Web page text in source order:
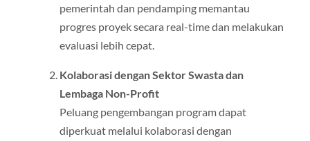
pemerintah dan pendamping memantau
progres proyek secara real-time dan melakukan
evaluasi lebih cepat.
Kolaborasi dengan Sektor Swasta dan
Lembaga Non-Profit
Peluang pengembangan program dapat
diperkuat melalui kolaborasi dengan